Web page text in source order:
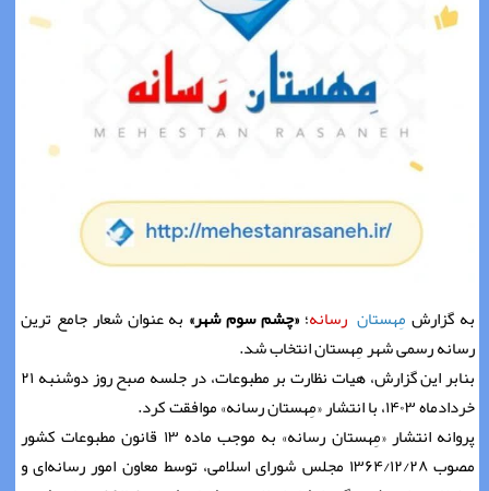
به گزارش مِهستان رسانه؛«چشم سوم شهر» به عنوان شعار جامع ترین
رسانه رسمی شهر مِهستان انتخاب شد.
بنابر این گزارش، هیات نظارت بر مطبوعات، در جلسه صبح روز دوشنبه ۲۱
خردادماه ۱۴۰۳، با انتشار «مِهستان رسانه» موافقت کرد.
پروانه انتشار «مِهستان رسانه» به موجب ماده ۱۳ قانون مطبوعات کشور
مصوب ۱۳۶۴/۱۲/۲۸ مجلس شورای اسلامی، توسط معاون امور رسانه‌ای و